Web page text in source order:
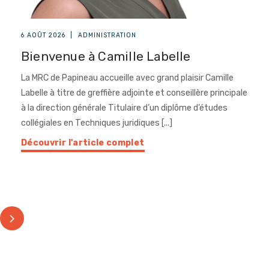
6 AOÛT 2026 ADMINISTRATION
Bienvenue à Camille Labelle
La MRC de Papineau accueille avec grand plaisir Camille
Labelle à titre de greffière adjointe et conseillère principale
à la direction générale Titulaire d’un diplôme d’études
collégiales en Techniques juridiques [...]
Découvrir l'article complet